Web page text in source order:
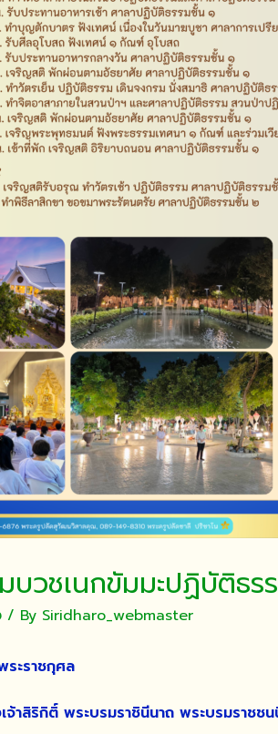
บวชเนกขัมมะปฏิบัติธ
/ By Siridharo_webmaster
ระราชกุศล
จ้าสิริกิติ์ พระบรมราชินีนาถ พระบรมราชช